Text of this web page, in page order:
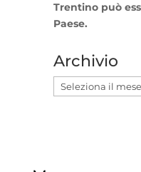
Trentino può
Paese.
Archivio
Archivio